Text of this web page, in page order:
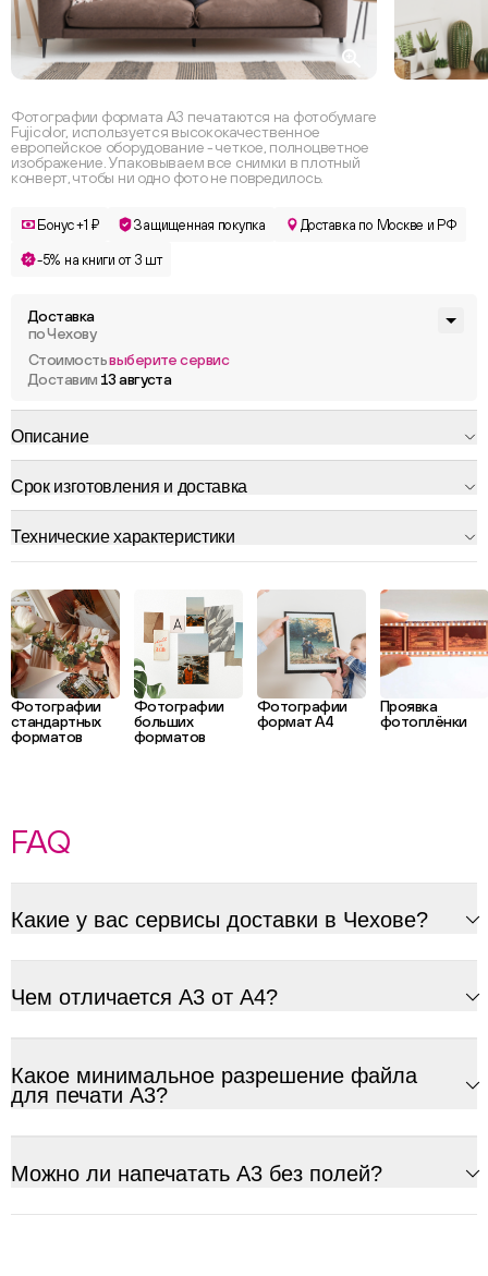
Фотографии формата А3 печатаются на фотобумаге
Fujicolor, используется высококачественное
европейское оборудование - четкое, полноцветное
изображение. Упаковываем все снимки в плотный
конверт, чтобы ни одно фото не повредилось.
Бонус +1 ₽ Защищенная покупка Доставка по Москве и РФ
-5% на книги от 3 шт
Доставка
по Чехову
Стоимостьвыберите сервис
Доставим 13 августа
Описание
Срок изготовления и доставка
Технические характеристики
Фотографии
стандартных
форматов
Фотографии
больших
форматов
Фотографии
формат А4
Проявка
фотоплёнки
FAQ
Какие у вас сервисы доставки в Чехове?
Чем отличается А3 от А4?
Какое минимальное разрешение файла
для печати А3?
Можно ли напечатать А3 без полей?